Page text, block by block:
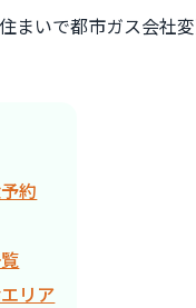
まいで都市ガス会社
約
リア